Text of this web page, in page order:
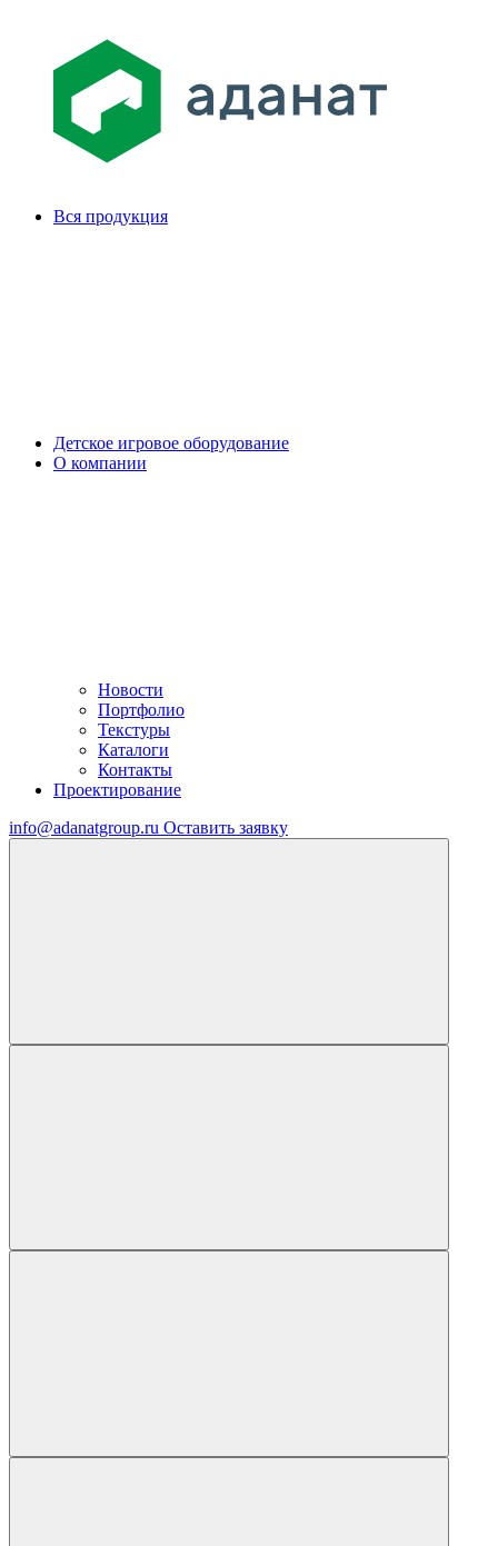
Вся продукция
Детское игровое оборудование
О компании
Новости
Портфолио
Текстуры
Каталоги
Контакты
Проектирование
info@adanatgroup.ru Оставить заявку